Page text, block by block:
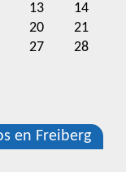
13
14
20
21
27
28
en Freiberg